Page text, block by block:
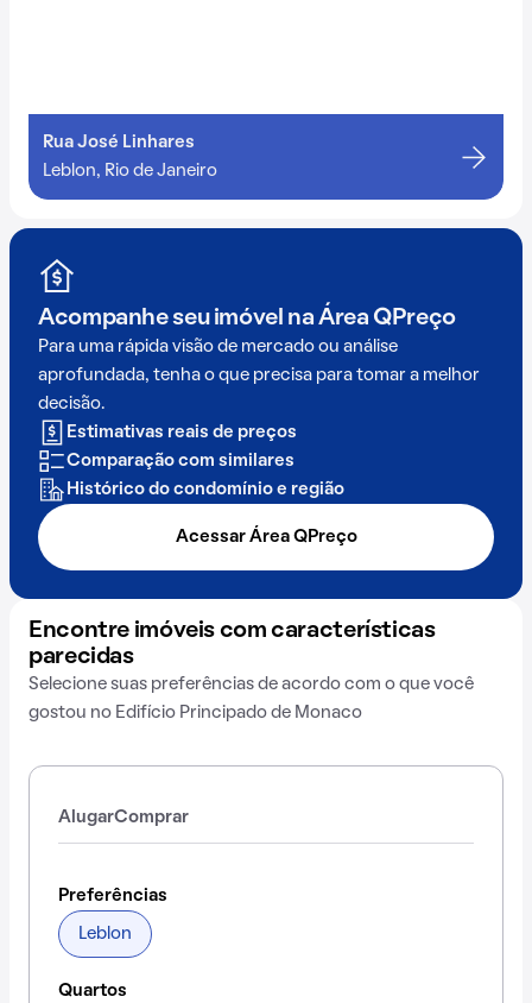
Rua José Linhares
Leblon, Rio de Janeiro
Acompanhe seu imóvel na Área QPreço
Para uma rápida visão de mercado ou análise
aprofundada, tenha o que precisa para tomar a melhor
decisão.
Estimativas reais de preços
Comparação com similares
Histórico do condomínio e região
Acessar Área QPreço
Encontre imóveis com características
parecidas
Selecione suas preferências de acordo com o que você
gostou no Edifício Principado de Monaco
AlugarComprar
Preferências
Leblon
Quartos